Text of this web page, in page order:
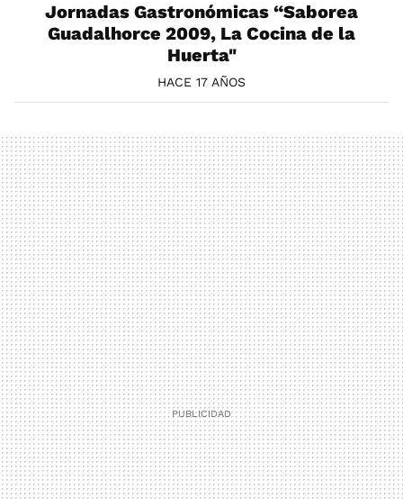
Jornadas Gastronómicas “Saborea
Guadalhorce 2009, La Cocina de la
Huerta"
HACE 17 AÑOS